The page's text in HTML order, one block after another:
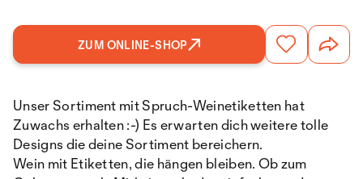
ZUM ONLINE-SHOP
Unser Sortiment mit Spruch-Weinetiketten hat
Zuwachs erhalten :-) Es erwarten dich weitere tolle
Designs die deine Sortiment bereichern.
Wein mit Etiketten, die hängen bleiben. Ob zum